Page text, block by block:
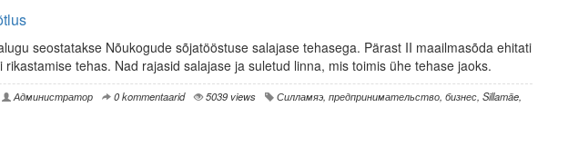
seostatakse Nõukogude sõjatööstuse salajase tehasega. Pärast II maailmasõda ehitati
rikastamise tehas. Nad rajasid salajase ja suletud linna, mis toimis ühe tehase jaoks.
Администратор 0 kommentaarid 5039 views Силламяэ, предпринимательство, бизнес, Sillamäe,